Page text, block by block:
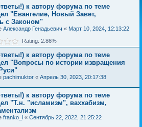
к автору форума по теме
"Евангелие, Новый Завет,
с Законом"
Александр Генадьевич « Март 10, 2024, 12:13:22
Rating: 2.86%
к автору форума по теме
"Вопросы по истории извращения
pachimuktor « Апрель 30, 2023, 20:17:38
к автору форума по теме
"Т.н. "исламизм", ваххабизм,
franko_i « Сентябрь 22, 2022, 21:25:22